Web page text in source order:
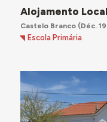
Alojamento
Castelo Branco(Déc.
Escola Primária